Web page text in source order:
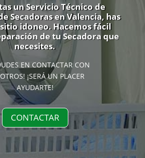
un Servicio Técnico de
Secadoras en Valencia, has
idoneo. Hacemos fácil
de tu Secadora que
necesites.
EN CONTACTAR CON
¡SERÁ UN PLACER
AYUDARTE!
CONTACTAR